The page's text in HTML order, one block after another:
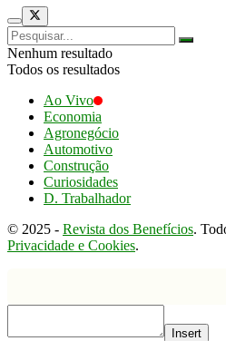
Nenhum resultado
Todos os resultados
Ao Vivo
Economia
Agronegócio
Automotivo
Construção
Curiosidades
D. Trabalhador
© 2025 - Revista dos Benefícios.
Privacidade e Cookies.
Insert